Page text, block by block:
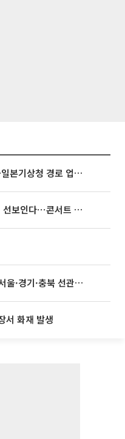
태풍 '돌핀' 오키나와 접근…일본기상청 경로 업데이트
빅뱅, 20주년 기념 '새 뱅봉' 선보인다⋯콘서트 앞두고 팝업 개최
북 선관위 등 추가 압수수색
서 화재 발생